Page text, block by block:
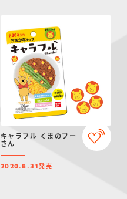
キャラフル くまのプー
さん
2020.8.31発売